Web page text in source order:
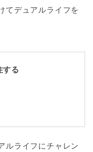
てデュアルライフを
する
ルライフにチャレン